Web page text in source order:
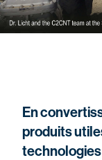
En
produits